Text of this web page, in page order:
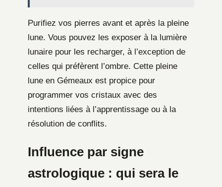
Purifiez vos pierres avant et après la pleine
lune. Vous pouvez les exposer à la lumière
lunaire pour les recharger, à l’exception de
celles qui préfèrent l’ombre. Cette pleine
lune en Gémeaux est propice pour
programmer vos cristaux avec des
intentions liées à l’apprentissage ou à la
résolution de conflits.
Influence par signe
astrologique : qui sera le